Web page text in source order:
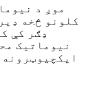
موږ د
کلونو څخه
ډګر کې
نیوماتیک